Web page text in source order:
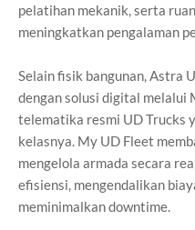
pelatihan mekanik, serta
meningkatkan pengalaman
Selain fisik bangunan, Astra
dengan solusi digital melalui
telematika resmi UD Trucks
kelasnya. My UD Fleet
mengelola armada secara
efisiensi, mengendalikan
meminimalkan downtime.